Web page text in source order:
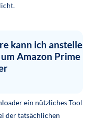
kann ich anstelle
Amazon Prime
ein nützliches Tool
der tatsächlichen